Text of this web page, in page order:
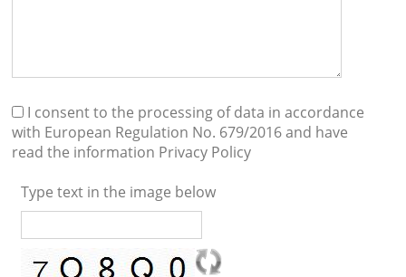
I consent to the processing of data in accordance
with European Regulation No. 679/2016 and have
read the information Privacy Policy
Type text in the image below